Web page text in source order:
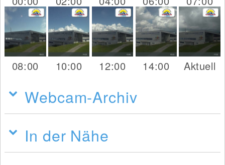
08:00 10:00 12:00 14:00 Aktuell
Webcam-Archiv
In der Nähe